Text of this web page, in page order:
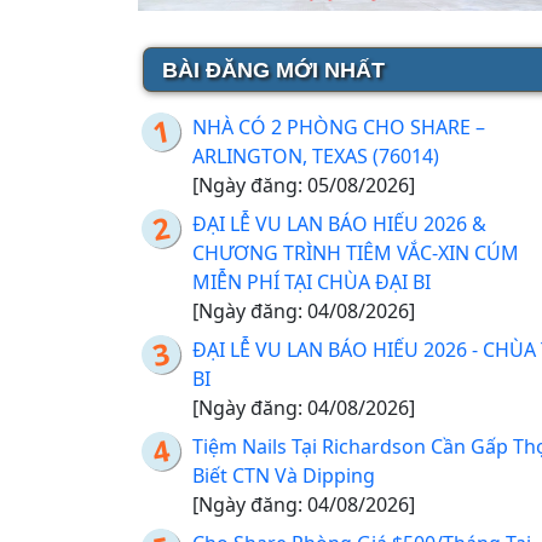
BÀI ĐĂNG MỚI NHẤT
NHÀ CÓ 2 PHÒNG CHO SHARE –
ARLINGTON, TEXAS (76014)
[Ngày đăng: 05/08/2026]
ĐẠI LỄ VU LAN BÁO HIẾU 2026 &
CHƯƠNG TRÌNH TIÊM VẮC-XIN CÚM
MIỄN PHÍ TẠI CHÙA ĐẠI BI
[Ngày đăng: 04/08/2026]
ĐẠI LỄ VU LAN BÁO HIẾU 2026 - CHÙA
BI
[Ngày đăng: 04/08/2026]
Tiệm Nails Tại Richardson Cần Gấp
Biết CTN Và Dipping
[Ngày đăng: 04/08/2026]